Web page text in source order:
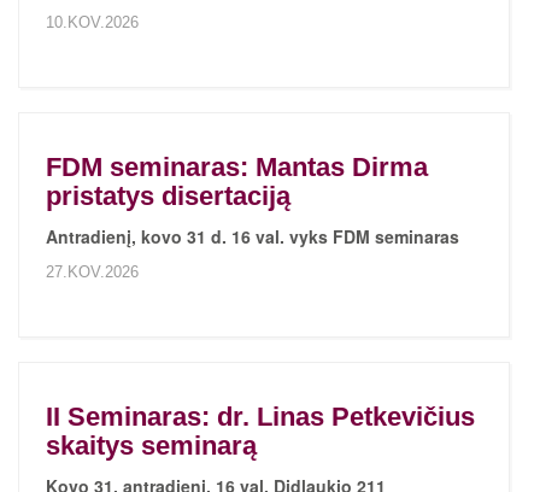
10.KOV.2026
FDM seminaras: Mantas Dirma
pristatys disertaciją
Antradienį, kovo 31 d. 16 val. vyks FDM seminaras
27.KOV.2026
II Seminaras: dr. Linas Petkevičius
skaitys seminarą
Kovo 31, antradienį, 16 val. Didlaukio 211